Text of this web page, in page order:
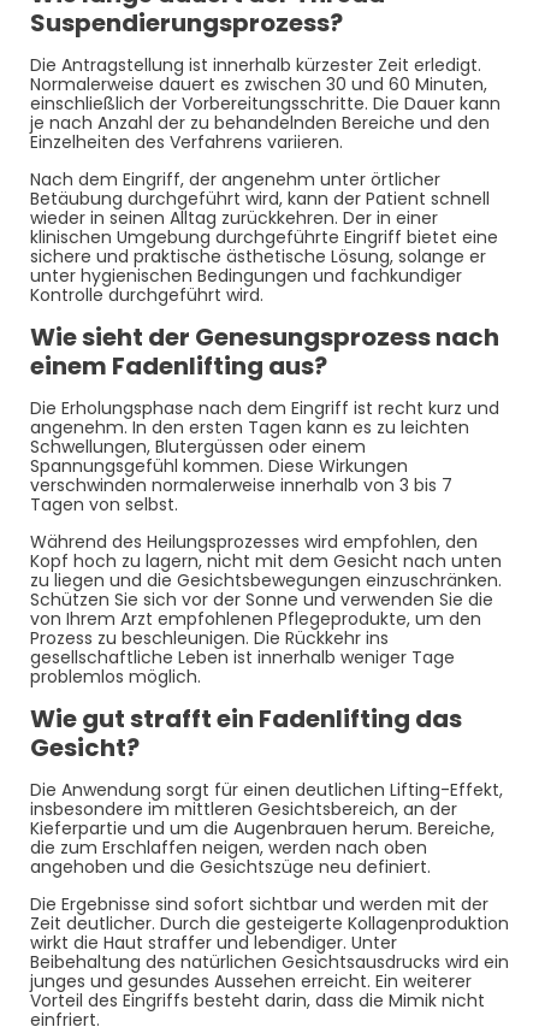
Suspendierungsprozess?
Die Antragstellung ist innerhalb kürzester Zeit erledigt.
Normalerweise dauert es zwischen 30 und 60 Minuten,
einschließlich der Vorbereitungsschritte. Die Dauer kann
je nach Anzahl der zu behandelnden Bereiche und den
Einzelheiten des Verfahrens variieren.
Nach dem Eingriff, der angenehm unter örtlicher
Betäubung durchgeführt wird, kann der Patient schnell
wieder in seinen Alltag zurückkehren. Der in einer
klinischen Umgebung durchgeführte Eingriff bietet eine
sichere und praktische ästhetische Lösung, solange er
unter hygienischen Bedingungen und fachkundiger
Kontrolle durchgeführt wird.
Wie sieht der Genesungsprozess nach
einem Fadenlifting aus?
Die Erholungsphase nach dem Eingriff ist recht kurz und
angenehm. In den ersten Tagen kann es zu leichten
Schwellungen, Blutergüssen oder einem
Spannungsgefühl kommen. Diese Wirkungen
verschwinden normalerweise innerhalb von 3 bis 7
Tagen von selbst.
Während des Heilungsprozesses wird empfohlen, den
Kopf hoch zu lagern, nicht mit dem Gesicht nach unten
zu liegen und die Gesichtsbewegungen einzuschränken.
Schützen Sie sich vor der Sonne und verwenden Sie die
von Ihrem Arzt empfohlenen Pflegeprodukte, um den
Prozess zu beschleunigen. Die Rückkehr ins
gesellschaftliche Leben ist innerhalb weniger Tage
problemlos möglich.
Wie gut strafft ein Fadenlifting das
Gesicht?
Die Anwendung sorgt für einen deutlichen Lifting-Effekt,
insbesondere im mittleren Gesichtsbereich, an der
Kieferpartie und um die Augenbrauen herum. Bereiche,
die zum Erschlaffen neigen, werden nach oben
angehoben und die Gesichtszüge neu definiert.
Die Ergebnisse sind sofort sichtbar und werden mit der
Zeit deutlicher. Durch die gesteigerte Kollagenproduktion
wirkt die Haut straffer und lebendiger. Unter
Beibehaltung des natürlichen Gesichtsausdrucks wird ein
junges und gesundes Aussehen erreicht. Ein weiterer
Vorteil des Eingriffs besteht darin, dass die Mimik nicht
einfriert.